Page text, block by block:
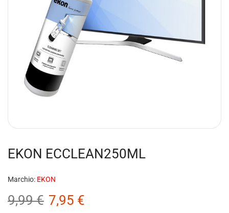
EKON ECCLEAN250ML
Marchio: EKON
9,99€ 7,95 €